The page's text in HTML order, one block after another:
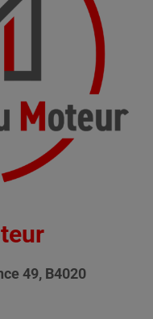
49, B4020